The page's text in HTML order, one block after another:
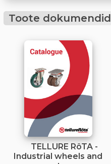
Toote dokumendid
TELLURE RôTA -
Industrial wheels and